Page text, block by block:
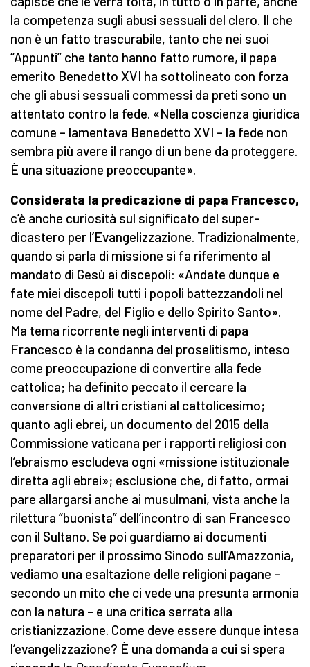
la competenza sugli abusi sessuali del clero. Il che
non è un fatto trascurabile, tanto che nei suoi
“Appunti” che tanto hanno fatto rumore, il papa
emerito Benedetto XVI ha sottolineato con forza
che gli abusi sessuali commessi da preti sono un
attentato contro la fede. «Nella coscienza giuridica
comune – lamentava Benedetto XVI – la fede non
sembra più avere il rango di un bene da proteggere.
È una situazione preoccupante».
Considerata la predicazione di papa Francesco,
c’è anche curiosità sul significato del super-
dicastero per l’Evangelizzazione. Tradizionalmente,
quando si parla di missione si fa riferimento al
mandato di Gesù ai discepoli: «Andate dunque e
fate miei discepoli tutti i popoli battezzandoli nel
nome del Padre, del Figlio e dello Spirito Santo».
Ma tema ricorrente negli interventi di papa
Francesco è la condanna del proselitismo, inteso
come preoccupazione di convertire alla fede
cattolica; ha definito peccato il cercare la
conversione di altri cristiani al cattolicesimo;
quanto agli ebrei, un documento del 2015 della
Commissione vaticana per i rapporti religiosi con
l’ebraismo escludeva ogni «missione istituzionale
diretta agli ebrei»; esclusione che, di fatto, ormai
pare allargarsi anche ai musulmani, vista anche la
rilettura “buonista” dell’incontro di san Francesco
con il Sultano. Se poi guardiamo ai documenti
preparatori per il prossimo Sinodo sull’Amazzonia,
vediamo una esaltazione delle religioni pagane –
secondo un mito che ci vede una presunta armonia
con la natura – e una critica serrata alla
cristianizzazione. Come deve essere dunque intesa
l’evangelizzazione? È una domanda a cui si spera